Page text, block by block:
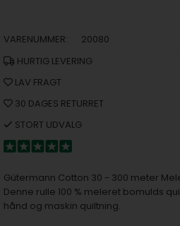
VARENUMMER:
20080
HURTIG LEVERING
LAV FRAGT
30 DAGES RETURRET
STORT UDVALG
Gütermann Cotton 30 - 300 meter
Denne rulle 100 % meleret bomulds
hånd og maskin quiltning.